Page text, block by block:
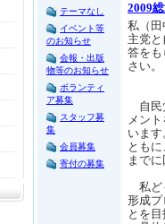
テーマなし
イベント等
のお知らせ
会報・出版
物等のお知らせ
ボランティ
ア募集
スタッフ募
集
会員募集
寄付の募集
2009
私（田
主党
答をも
さい。
自民
メン
いま
とも
まで
私ど
形成プ
とを